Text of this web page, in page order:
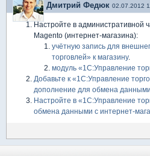
Дмитрий Федюк 02.07.2012
Настройте в административной
Magento (интернет-магазина):
учётную запись для
торговлей» к магазину.
модуль «1С:Управление
Добавьте к «1С:Управление
дополнение для обмена
Настройте в «1С:Управление
обмена данными с интернет-